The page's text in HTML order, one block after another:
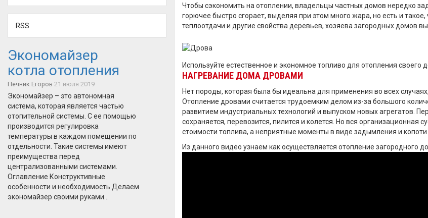
RSS
Экономайзер
котла отопления
Печник Егоров 21 июля 2019
Экономайзер – это автономная
система, которая является частью
отопительной системы. С ее помощью
производится регулировка
температуры в каждом помещении по
отдельности. Такие системы имеют
преимущества перед
централизованными системами.
Оглавление Конструктивные
особенности и необходимость Делаем
экономайзер своими руками...
Чтобы сэкономить на отоплении, владельцы частных домов нередко
горючее быстро сгорает, выделяя при этом много жара, но есть и
теплоотдачи и другие свойства деревьев, хозяева загородных домов
Используйте естественное и экономное топливо для отопления своего
НАГРЕВАНИЕ ДОМА ДРОВАМИ
Нет породы, которая была бы идеальна для применения во всех
Отопление дровами считается трудоемким делом из-за большого
развитием индустриальных технологий и выпуском новых агрегатов.
сохраняется, перевозится, пилится и колется. Но вся организационная
стоимости топлива, а неприятные моменты в виде задымления и копоти
Из данного видео узнаем как осуществляется отопление загородного